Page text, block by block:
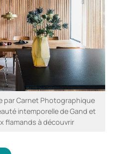
Carnet Photographique
intemporelle de Gand et
flamands à découvrir